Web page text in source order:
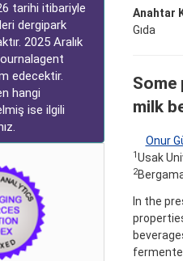
tarihi itibariyle
dergipark
2025 Aralık
edecektir.
hangi
ise ilgili
Anahtar
Gıda
milk
Onur
1Usak
2
In the